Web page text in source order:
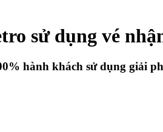
sử dụng vé
hành khách sử dụng giải